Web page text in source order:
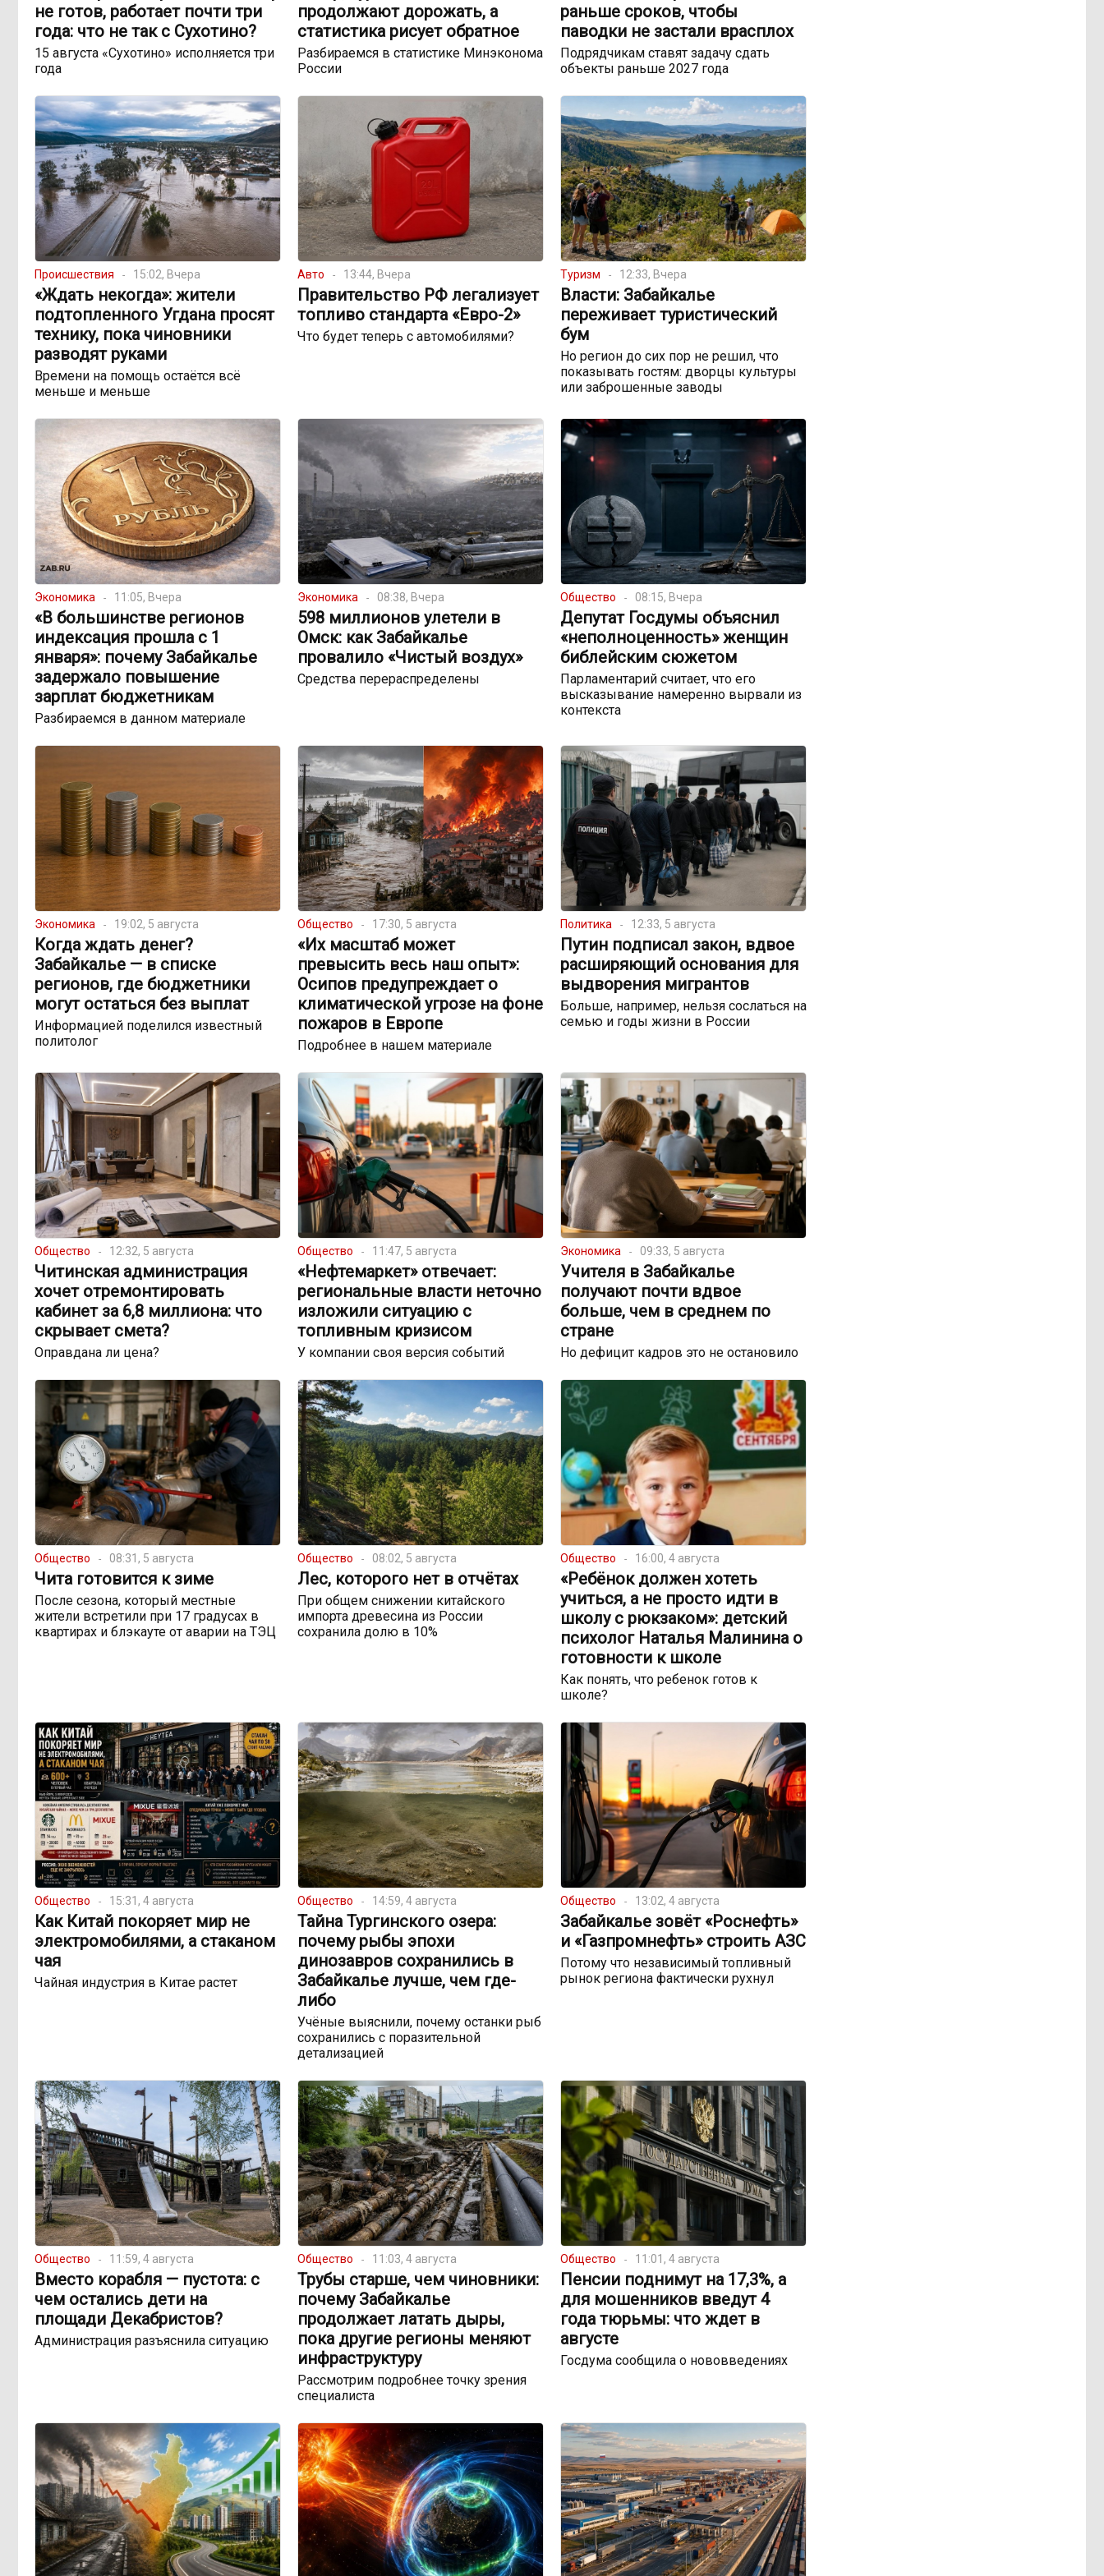
не готов, работает почти три
года: что не так с Сухотино?
15 августа «Сухотино» исполняется три
года
продолжают дорожать, а
статистика рисует обратное
Разбираемся в статистике Минэконома
России
раньше сроков, чтобы
паводки не застали врасплох
Подрядчикам ставят задачу сдать
объекты раньше 2027 года
Происшествия 15:02, Вчера
«Ждать некогда»: жители
подтопленного Угдана просят
технику, пока чиновники
разводят руками
Времени на помощь остаётся всё
меньше и меньше
Авто 13:44, Вчера
Правительство РФ легализует
топливо стандарта «Евро-2»
Что будет теперь с автомобилями?
Туризм 12:33, Вчера
Власти: Забайкалье
переживает туристический
бум
Но регион до сих пор не решил, что
показывать гостям: дворцы культуры
или заброшенные заводы
Экономика 11:05, Вчера
«В большинстве регионов
индексация прошла с 1
января»: почему Забайкалье
задержало повышение
зарплат бюджетникам
Разбираемся в данном материале
Экономика 08:38, Вчера
598 миллионов улетели в
Омск: как Забайкалье
провалило «Чистый воздух»
Средства перераспределены
Общество 08:15, Вчера
Депутат Госдумы объяснил
«неполноценность» женщин
библейским сюжетом
Парламентарий считает, что его
высказывание намеренно вырвали из
контекста
Экономика 19:02, 5 августа
Когда ждать денег?
Забайкалье — в списке
регионов, где бюджетники
могут остаться без выплат
Информацией поделился известный
политолог
Общество 17:30, 5 августа
«Их масштаб может
превысить весь наш опыт»:
Осипов предупреждает о
климатической угрозе на фоне
пожаров в Европе
Подробнее в нашем материале
Политика 12:33, 5 августа
Путин подписал закон, вдвое
расширяющий основания для
выдворения мигрантов
Больше, например, нельзя сослаться на
семью и годы жизни в России
Общество 12:32, 5 августа
Читинская администрация
хочет отремонтировать
кабинет за 6,8 миллиона: что
скрывает смета?
Оправдана ли цена?
Общество 11:47, 5 августа
«Нефтемаркет» отвечает:
региональные власти неточно
изложили ситуацию с
топливным кризисом
У компании своя версия событий
Экономика 09:33, 5 августа
Учителя в Забайкалье
получают почти вдвое
больше, чем в среднем по
стране
Но дефицит кадров это не остановило
Общество 08:31, 5 августа
Чита готовится к зиме
После сезона, который местные
жители встретили при 17 градусах в
квартирах и блэкауте от аварии на ТЭЦ
Общество 08:02, 5 августа
Лес, которого нет в отчётах
При общем снижении китайского
импорта древесина из России
сохранила долю в 10%
Общество 16:00, 4 августа
«Ребёнок должен хотеть
учиться, а не просто идти в
школу с рюкзаком»: детский
психолог Наталья Малинина о
готовности к школе
Как понять, что ребенок готов к
школе?
Общество 15:31, 4 августа
Как Китай покоряет мир не
электромобилями, а стаканом
чая
Чайная индустрия в Китае растет
Общество 14:59, 4 августа
Тайна Тургинского озера:
почему рыбы эпохи
динозавров сохранились в
Забайкалье лучше, чем где-
либо
Учёные выяснили, почему останки рыб
сохранились с поразительной
детализацией
Общество 13:02, 4 августа
Забайкалье зовёт «Роснефть»
и «Газпромнефть» строить АЗС
Потому что независимый топливный
рынок региона фактически рухнул
Общество 11:59, 4 августа
Вместо корабля — пустота: с
чем остались дети на
площади Декабристов?
Администрация разъяснила ситуацию
Общество 11:03, 4 августа
Трубы старше, чем чиновники:
почему Забайкалье
продолжает латать дыры,
пока другие регионы меняют
инфраструктуру
Рассмотрим подробнее точку зрения
специалиста
Общество 11:01, 4 августа
Пенсии поднимут на 17,3%, а
для мошенников введут 4
года тюрьмы: что ждет в
августе
Госдума сообщила о нововведениях